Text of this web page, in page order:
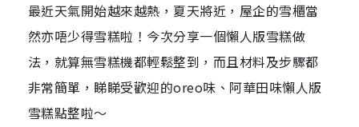
最近天氣開始越來越熱，夏天將近，屋企的雪櫃當
然亦唔少得雪糕啦！今次分享一個懶人版雪糕做
法，就算無雪糕機都輕鬆整到，而且材料及步驟都
非常簡單，睇睇受歡迎的oreo味、阿華田味懶人版
雪糕點整啦～